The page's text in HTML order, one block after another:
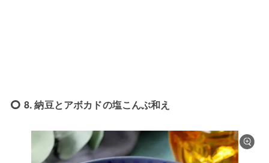
8. 納豆とアボカドの塩こんぶ和え